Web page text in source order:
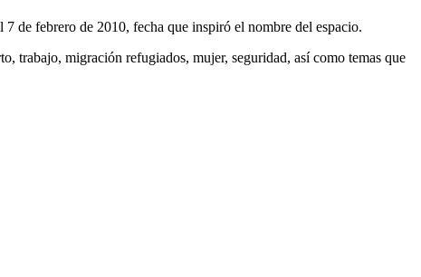
de febrero de 2010, fecha que inspiró el nombre del espacio.
trabajo, migración refugiados, mujer, seguridad, así como temas que